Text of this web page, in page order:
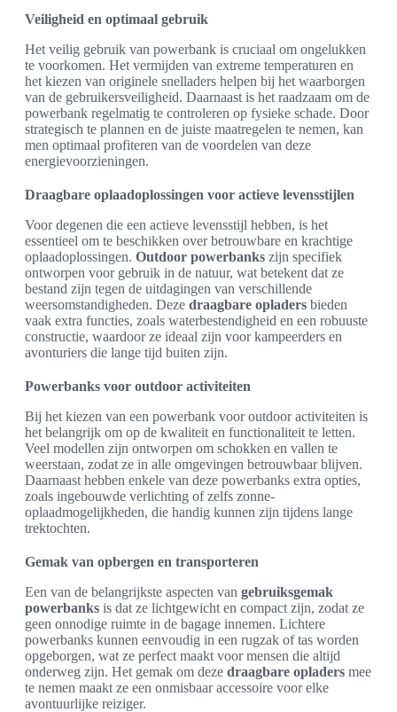
Veiligheid en optimaal gebruik
Het veilig gebruik van powerbank is cruciaal om ongelukken
te voorkomen. Het vermijden van extreme temperaturen en
het kiezen van originele snelladers helpen bij het waarborgen
van de gebruikersveiligheid. Daarnaast is het raadzaam om de
powerbank regelmatig te controleren op fysieke schade. Door
strategisch te plannen en de juiste maatregelen te nemen, kan
men optimaal profiteren van de voordelen van deze
energievoorzieningen.
Draagbare oplaadoplossingen voor actieve levensstijlen
Voor degenen die een actieve levensstijl hebben, is het
essentieel om te beschikken over betrouwbare en krachtige
oplaadoplossingen. Outdoor powerbanks zijn specifiek
ontworpen voor gebruik in de natuur, wat betekent dat ze
bestand zijn tegen de uitdagingen van verschillende
weersomstandigheden. Deze draagbare opladers bieden
vaak extra functies, zoals waterbestendigheid en een robuuste
constructie, waardoor ze ideaal zijn voor kampeerders en
avonturiers die lange tijd buiten zijn.
Powerbanks voor outdoor activiteiten
Bij het kiezen van een powerbank voor outdoor activiteiten is
het belangrijk om op de kwaliteit en functionaliteit te letten.
Veel modellen zijn ontworpen om schokken en vallen te
weerstaan, zodat ze in alle omgevingen betrouwbaar blijven.
Daarnaast hebben enkele van deze powerbanks extra opties,
zoals ingebouwde verlichting of zelfs zonne-
oplaadmogelijkheden, die handig kunnen zijn tijdens lange
trektochten.
Gemak van opbergen en transporteren
Een van de belangrijkste aspecten van gebruiksgemak
powerbanks is dat ze lichtgewicht en compact zijn, zodat ze
geen onnodige ruimte in de bagage innemen. Lichtere
powerbanks kunnen eenvoudig in een rugzak of tas worden
opgeborgen, wat ze perfect maakt voor mensen die altijd
onderweg zijn. Het gemak om deze draagbare opladers mee
te nemen maakt ze een onmisbaar accessoire voor elke
avontuurlijke reiziger.